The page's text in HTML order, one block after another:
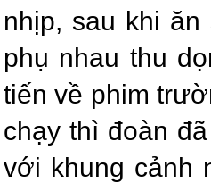
nhịp, sau khi
phụ nhau thu
tiến về phim
chạy thì đoàn
với khung cảnh